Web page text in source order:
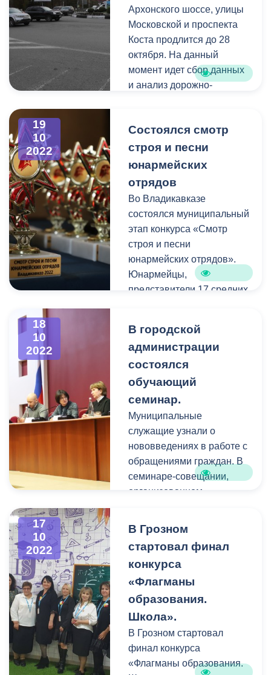
Проект проходил при
поддержке Комитета по
молодёжной политике,
физкультуре и спорту АМС
Владикавказа совместно с
интеллектуальным клубом
игры стала команда
«Асата», представляющая
гимназию № 5. Второе
место у команды
«Фортуна» из школы №
11, на третьей строчке
турнирной таблицы
расположились учащиеся
школы № 3.
Архонского шоссе, улицы
Московской и проспекта
Коста продлится до 28
октября. На данный
момент идет сбор данных
и анализ дорожно-
19
10
2022
Состоялся смотр
строя и песни
юнармейских
отрядов
Во Владикавказе
состоялся муниципальный
этап конкурса «Смотр
строя и песни
юнармейских отрядов».
Юнармейцы,
представители 17 средних
Владикавказа,
продемонстрировали
навыки общефизической и
допризывной подготовки.
18
10
2022
В городской
администрации
состоялся
обучающий
семинар.
Муниципальные
служащие узнали о
нововведениях в работе с
обращениями граждан. В
семинаре-совещании,
организованном
Республики Северная
Осетия-Алания, приняли
участие врио главы МО
Владикавказа Зита
Салбиева, заместители
главы МО и АМС
Владикавказа,
руководители структурных
подразделений
муниципалитета и
17
10
2022
В Грозном
стартовал финал
конкурса
«Флагманы
образования.
Школа».
В Грозном стартовал
финал конкурса
«Флагманы образования.